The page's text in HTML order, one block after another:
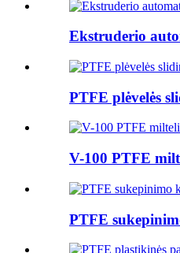
Ekstruderio
PTFE plėvelės
V-100 PTFE
PTFE